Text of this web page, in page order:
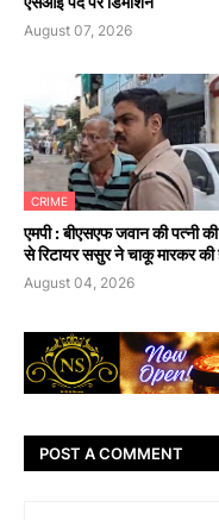
August 07, 2026
CRIME
एमपी : बीएसएफ जवान की पत्नी
से रिटायर ससुर ने चाकू मारकर की
August 04, 2026
POST A COMMENT